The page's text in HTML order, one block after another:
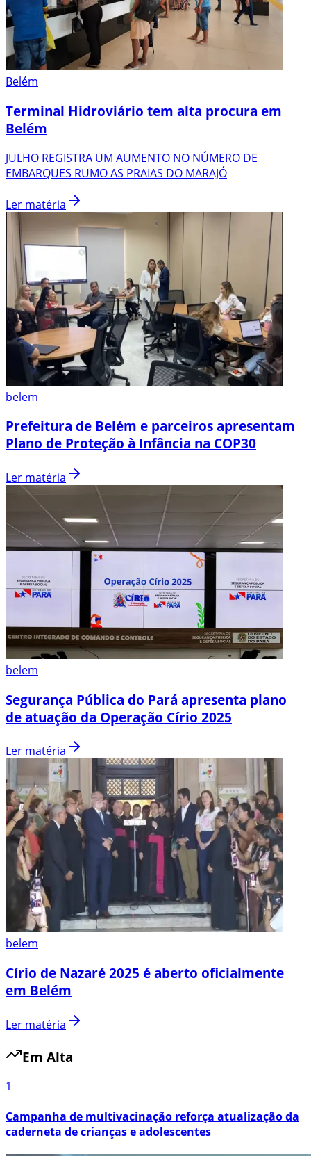
Belém
Terminal Hidroviário tem alta procura em
Belém
JULHO REGISTRA UM AUMENTO NO NÚMERO DE
EMBARQUES RUMO AS PRAIAS DO MARAJÓ
Ler matéria
belem
Prefeitura de Belém e parceiros apresentam
Plano de Proteção à Infância na COP30
Ler matéria
belem
Segurança Pública do Pará apresenta plano
de atuação da Operação Círio 2025
Ler matéria
belem
Círio de Nazaré 2025 é aberto oficialmente
em Belém
Ler matéria
Em Alta
1
Campanha de multivacinação reforça atualização da
caderneta de crianças e adolescentes